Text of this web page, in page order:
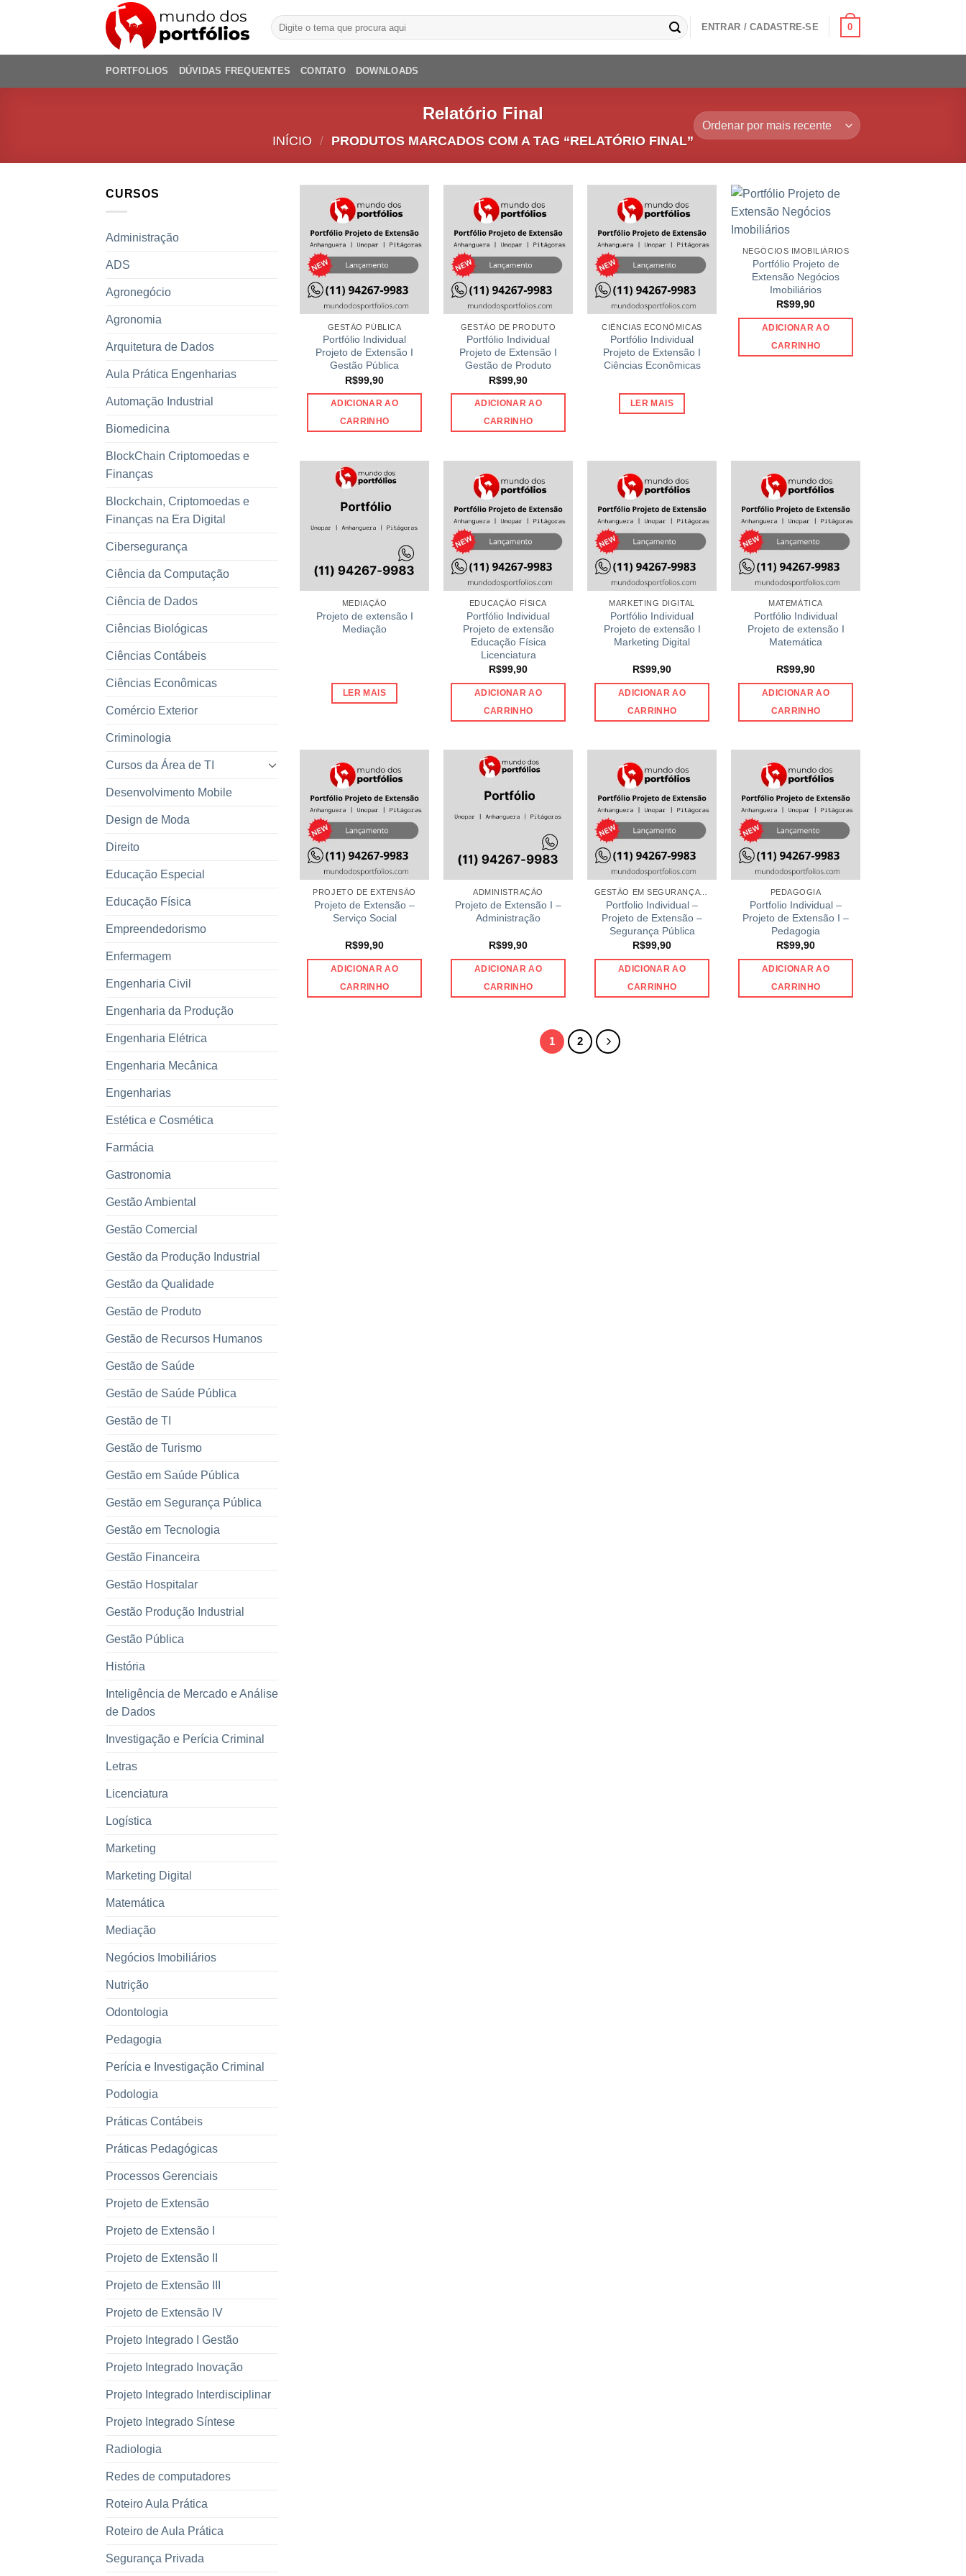
Pesquisar
por:
ENTRAR / CADASTRE-SE 0
PORTFOLIOS DÚVIDAS FREQUENTES CONTATO DOWNLOADS
Relatório Final
INÍCIO / PRODUTOS MARCADOS COM A TAG “RELATÓRIO FINAL”
CURSOS
Administração
ADS
Agronegócio
Agronomia
Arquitetura de Dados
Aula Prática Engenharias
Automação Industrial
Biomedicina
BlockChain Criptomoedas e
Finanças
Blockchain, Criptomoedas e
Finanças na Era Digital
Cibersegurança
Ciência da Computação
Ciência de Dados
Ciências Biológicas
Ciências Contábeis
Ciências Econômicas
Comércio Exterior
Criminologia
Cursos da Área de TI
Desenvolvimento Mobile
Design de Moda
Direito
Educação Especial
Educação Física
Empreendedorismo
Enfermagem
Engenharia Civil
Engenharia da Produção
Engenharia Elétrica
Engenharia Mecânica
Engenharias
Estética e Cosmética
Farmácia
Gastronomia
Gestão Ambiental
Gestão Comercial
Gestão da Produção Industrial
Gestão da Qualidade
Gestão de Produto
Gestão de Recursos Humanos
Gestão de Saúde
Gestão de Saúde Pública
Gestão de TI
Gestão de Turismo
Gestão em Saúde Pública
Gestão em Segurança Pública
Gestão em Tecnologia
Gestão Financeira
Gestão Hospitalar
Gestão Produção Industrial
Gestão Pública
História
Inteligência de Mercado e Análise
de Dados
Investigação e Perícia Criminal
Letras
Licenciatura
Logística
Marketing
Marketing Digital
Matemática
Mediação
Negócios Imobiliários
Nutrição
Odontologia
Pedagogia
Perícia e Investigação Criminal
Podologia
Práticas Contábeis
Práticas Pedagógicas
Processos Gerenciais
Projeto de Extensão
Projeto de Extensão I
Projeto de Extensão II
Projeto de Extensão III
Projeto de Extensão IV
Projeto Integrado I Gestão
Projeto Integrado Inovação
Projeto Integrado Interdisciplinar
Projeto Integrado Síntese
Radiologia
Redes de computadores
Roteiro Aula Prática
Roteiro de Aula Prática
Segurança Privada
GESTÃO PÚBLICA
Portfólio Individual
Projeto de Extensão I
Gestão Pública
R$99,90
ADICIONAR AO
CARRINHO
GESTÃO DE PRODUTO
Portfólio Individual
Projeto de Extensão I
Gestão de Produto
R$99,90
ADICIONAR AO
CARRINHO
CIÊNCIAS ECONÔMICAS
Portfólio Individual
Projeto de Extensão I
Ciências Econômicas
LER MAIS
NEGÓCIOS IMOBILIÁRIOS
Portfólio Projeto de
Extensão Negócios
Imobiliários
R$99,90
ADICIONAR AO
CARRINHO
MEDIAÇÃO
Projeto de extensão I
Mediação
LER MAIS
EDUCAÇÃO FÍSICA
Portfólio Individual
Projeto de extensão
Educação Física
Licenciatura
R$99,90
ADICIONAR AO
CARRINHO
MARKETING DIGITAL
Portfólio Individual
Projeto de extensão I
Marketing Digital
R$99,90
ADICIONAR AO
CARRINHO
MATEMÁTICA
Portfólio Individual
Projeto de extensão I
Matemática
R$99,90
ADICIONAR AO
CARRINHO
PROJETO DE EXTENSÃO
Projeto de Extensão –
Serviço Social
R$99,90
ADICIONAR AO
CARRINHO
ADMINISTRAÇÃO
Projeto de Extensão I –
Administração
R$99,90
ADICIONAR AO
CARRINHO
GESTÃO EM SEGURANÇA PÚBLICA
Portfolio Individual –
Projeto de Extensão –
Segurança Pública
R$99,90
ADICIONAR AO
CARRINHO
PEDAGOGIA
Portfolio Individual –
Projeto de Extensão I –
Pedagogia
R$99,90
ADICIONAR AO
CARRINHO
1 2